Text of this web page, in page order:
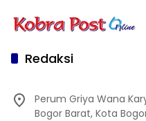
Redaksi
Perum Griya Wana
Bogor Barat, Kota